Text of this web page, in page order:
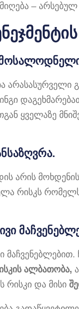
– არსებულ
არასასურველი
ყველაზე
არის
რისკს
ალბათობა,
და მისი